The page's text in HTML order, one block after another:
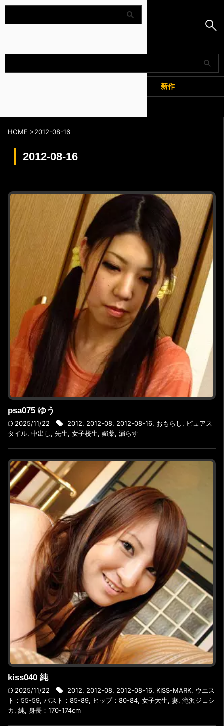
Amapedia
新作
HOME >2012-08-16
2012-08-16
psa075 ゆう
2025/11/22 2012, 2012-08, 2012-08-16, おもらし, ピュアス
タイル, 中出し, 先生, 女子校生, 媚薬, 漏らす
kiss040 純
2025/11/22 2012, 2012-08, 2012-08-16, KISS-MARK, ウエス
ト：55-59, バスト：85-89, ヒップ：80-84, 女子大生, 妻, 滝沢ジェシ
カ, 純, 身長：170-174cm